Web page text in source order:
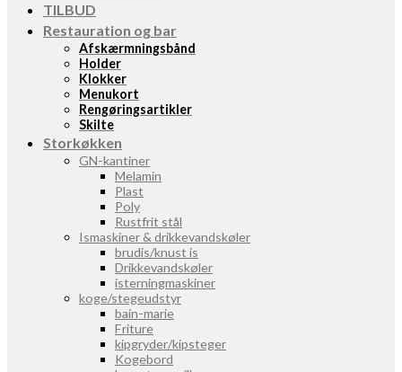
TILBUD
Restauration og bar
Afskærmningsbånd
Holder
Klokker
Menukort
Rengøringsartikler
Skilte
Storkøkken
GN-kantiner
Melamin
Plast
Poly
Rustfrit stål
Ismaskiner & drikkevandskøler
brudis/knust is
Drikkevandskøler
isterningmaskiner
koge/stegeudstyr
bain-marie
Friture
kipgryder/kipsteger
Kogebord